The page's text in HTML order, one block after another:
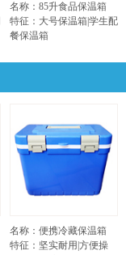
名称：85升食品保温箱
特征：大号保温箱|学生配
餐保温箱
名称：便携冷藏保温箱
特征：坚实耐用|方便操